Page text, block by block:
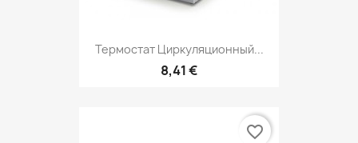
Термостат Циркуляционный...
8,41 €
favorite_border